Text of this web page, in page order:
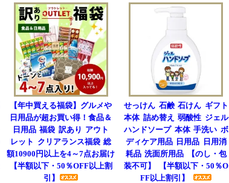
【年中買える福袋】グルメや
日用品が超お買い得！食品＆
日用品 福袋 訳あり アウト
レット クリアランス福袋 総
額10900円以上を4～7点お届け
【半額以下・50％OFF以上割
引】
せっけん 石鹸 石けん ギフト
本体 詰め替え 弱酸性 ジェル
ハンドソープ 本体 手洗い ボ
ディケア用品 日用品 日用消
耗品 洗面所用品 【のし・包
装不可】 【半額以下・50％O
FF以上割引】